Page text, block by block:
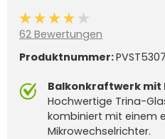
Durchschnittliche
62 Bewertungen
Produktnummer:
Balkonkraftwerk mit
Hochwertige Trina-
kombiniert mit einem
Mikrowechselrichter.